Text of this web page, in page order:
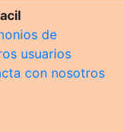
de
usuarios
con nosotros